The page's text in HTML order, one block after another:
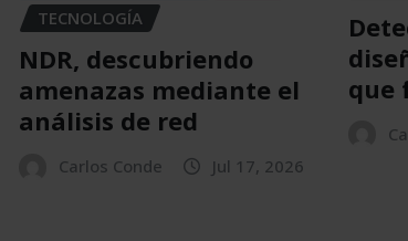
TECNOLOGÍA
NDR, descubriendo
amenazas mediante el
análisis de red
Carlos Conde Jul 17, 2026
que